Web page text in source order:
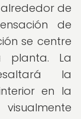
de
de
se centre
La
la
en la